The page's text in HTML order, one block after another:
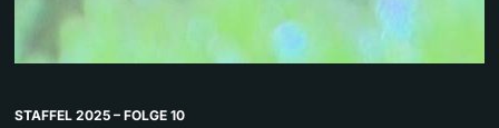
STAFFEL 2025 – FOLGE 10